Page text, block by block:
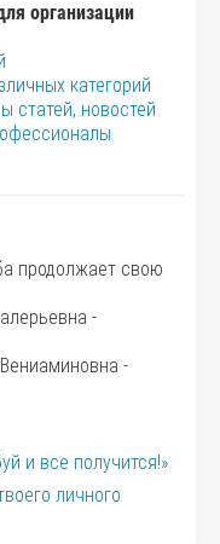
организации
категорий
статей, новостей
продолжает свою
-
-
и все получится!»
личного